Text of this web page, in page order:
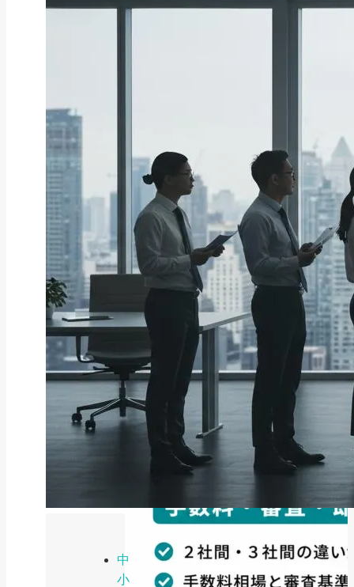
中
小
ファクタリング
ペイトナーファクタリングの活用
法｜中小企業・個...
2026年8月5日